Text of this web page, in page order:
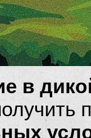
в